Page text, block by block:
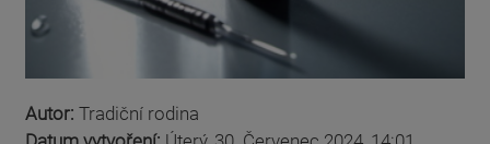
Autor: Tradiční rodina